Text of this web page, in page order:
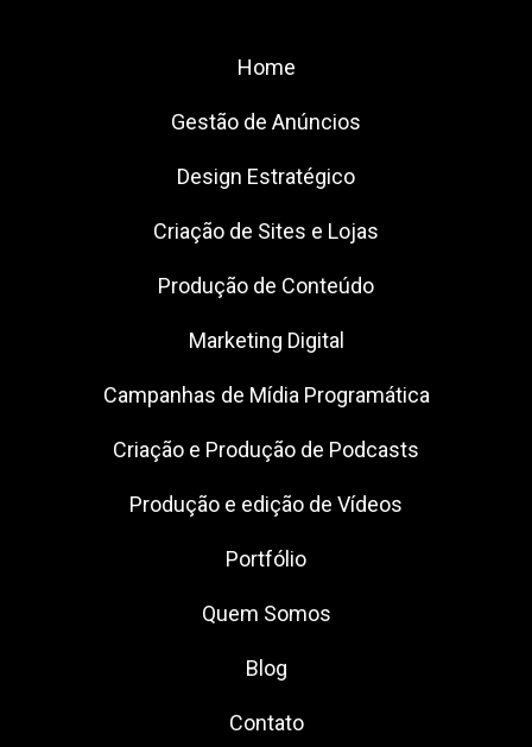
Home
Gestão de Anúncios
Design Estratégico
Criação de Sites e Lojas
Produção de Conteúdo
Marketing Digital
Campanhas de Mídia Programática
Criação e Produção de Podcasts
Produção e edição de Vídeos
Portfólio
Quem Somos
Blog
Contato